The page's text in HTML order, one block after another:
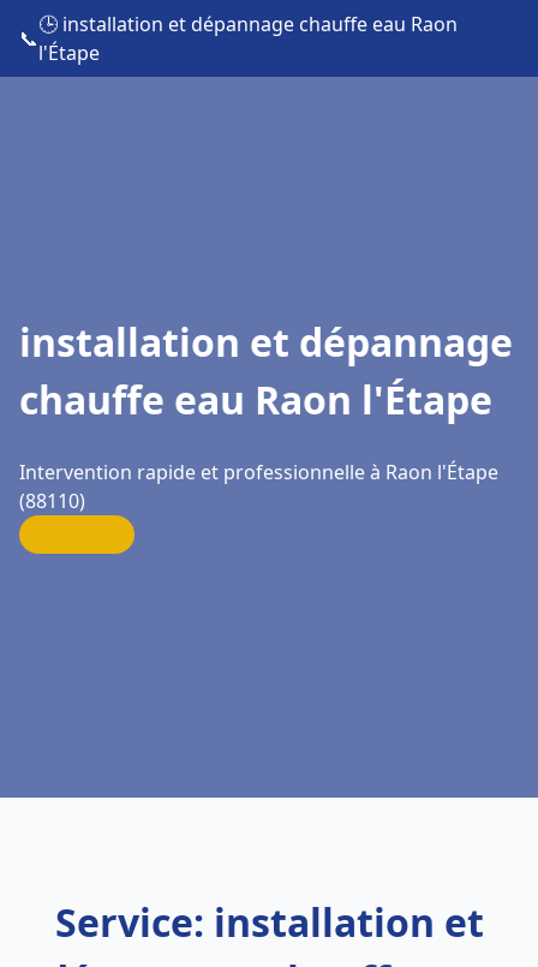
📞
🕒 installation et dépannage chauffe eau Raon
l'Étape
installation et dépannage
chauffe eau Raon l'Étape
Intervention rapide et professionnelle à Raon l'Étape
(88110)
Service: installation et